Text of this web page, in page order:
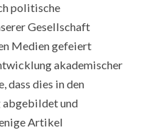
politische
Gesellschaft
Medien gefeiert
akademischer
dass dies in den
abgebildet und
Artikel